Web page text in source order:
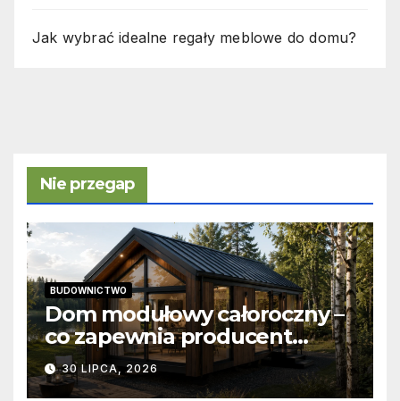
Jak wybrać idealne regały meblowe do domu?
Nie przegap
BUDOWNICTWO
Dom modułowy całoroczny –
co zapewnia producent
domów modułowych?
30 LIPCA, 2026